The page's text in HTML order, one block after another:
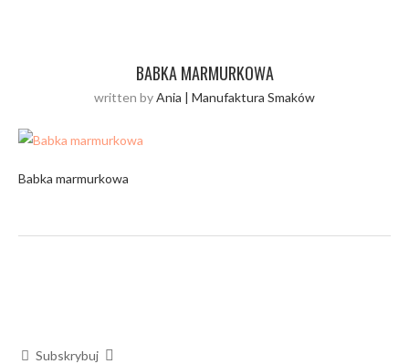
BABKA MARMURKOWA
written byAnia | Manufaktura Smaków
Babka marmurkowa
Subskrybuj